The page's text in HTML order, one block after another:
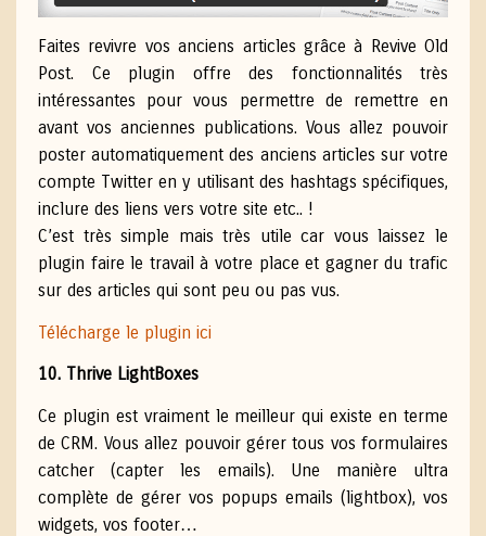
Faites revivre vos anciens articles grâce à Revive Old
Post. Ce plugin offre des fonctionnalités très
intéressantes pour vous permettre de remettre en
avant vos anciennes publications. Vous allez pouvoir
poster automatiquement des anciens articles sur votre
compte Twitter en y utilisant des hashtags spécifiques,
inclure des liens vers votre site etc.. !
C’est très simple mais très utile car vous laissez le
plugin faire le travail à votre place et gagner du trafic
sur des articles qui sont peu ou pas vus.
Télécharge le plugin ici
10. Thrive LightBoxes
Ce plugin est vraiment le meilleur qui existe en terme
de CRM. Vous allez pouvoir gérer tous vos formulaires
catcher (capter les emails). Une manière ultra
complète de gérer vos popups emails (lightbox), vos
widgets, vos footer…